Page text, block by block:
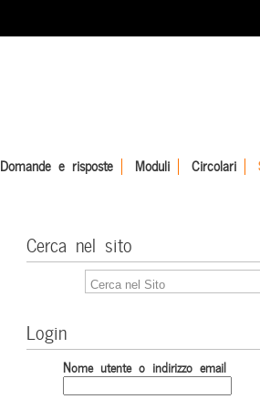
Domande e risposte Moduli Circolari
Cerca nel sito
Login
Nome utente o indirizzo email